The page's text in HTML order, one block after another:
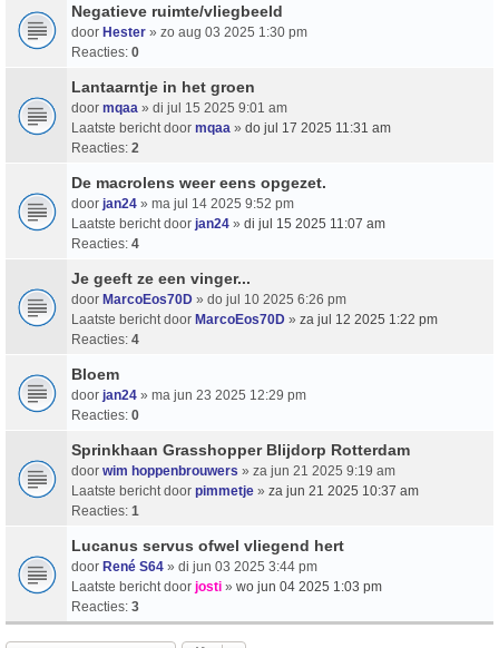
Negatieve ruimte/vliegbeeld
door Hester » zo aug 03 2025 1:30 pm
Reacties: 0
Lantaarntje in het groen
door mqaa » di jul 15 2025 9:01 am
Laatste bericht door mqaa » do jul 17 2025 11:31 am
Reacties: 2
De macrolens weer eens opgezet.
door jan24 » ma jul 14 2025 9:52 pm
Laatste bericht door jan24 » di jul 15 2025 11:07 am
Reacties: 4
Je geeft ze een vinger...
door MarcoEos70D » do jul 10 2025 6:26 pm
Laatste bericht door MarcoEos70D » za jul 12 2025 1:22 pm
Reacties: 4
Bloem
door jan24 » ma jun 23 2025 12:29 pm
Reacties: 0
Sprinkhaan Grasshopper Blijdorp Rotterdam
door wim hoppenbrouwers » za jun 21 2025 9:19 am
Laatste bericht door pimmetje » za jun 21 2025 10:37 am
Reacties: 1
Lucanus servus ofwel vliegend hert
door René S64 » di jun 03 2025 3:44 pm
Laatste bericht door josti » wo jun 04 2025 1:03 pm
Reacties: 3